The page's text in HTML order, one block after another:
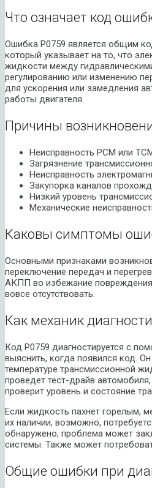
Что означает код
Ошибка P0759 является общим
который указывает на то, что
жидкости между
регулированию или изменению
для ускорения или замедления
работы двигателя.
Причины
Неисправность PCM или
Загрязнение
Неисправность
Закупорка каналов
Низкий уровень
Механические
Каковы симптомы
Основными признаками
переключение передач и
АКПП во избежание повреждения
вовсе отсутствовать.
Как механик
Код P0759 диагностируется с
выяснить, когда появился код.
температуре трансмиссионной
проведет тест-драйв
проверит уровень и состояние
Если жидкость пахнет горелым,
их наличии, возможно,
обнаружено, проблема может
системы. Также может
Общие ошибки при